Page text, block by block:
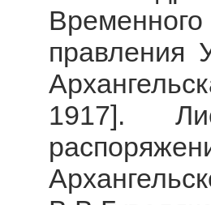
правления
1917].